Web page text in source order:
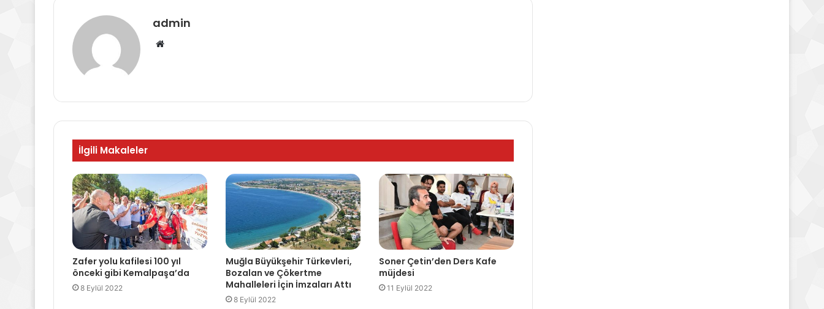
admin
Web
İlgili Makaleler
Zafer yolu kafilesi 100 yıl
önceki gibi Kemalpaşa’da
8 Eylül 2022
Muğla Büyükşehir Türkevleri,
Bozalan ve Çökertme
Mahalleleri İçin İmzaları Attı
8 Eylül 2022
Soner Çetin’den Ders Kafe
müjdesi
11 Eylül 2022